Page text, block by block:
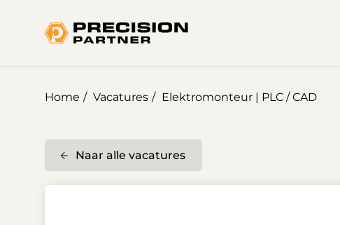
Home Vacatures Elektromonteur | PLC / CAD
Naar alle vacatures